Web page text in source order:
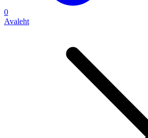
0
Avaleht